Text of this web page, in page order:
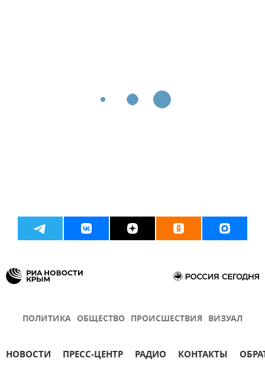
ПОЛИТИКА ОБЩЕСТВО ПРОИСШЕСТВИЯ ВИЗУАЛ
НОВОСТИ ПРЕСС-ЦЕНТР РАДИО КОНТАКТЫ